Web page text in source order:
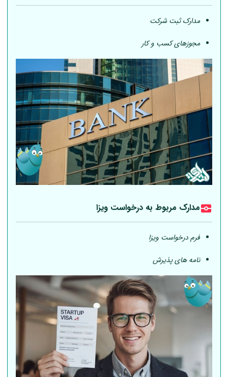
مدارک ثبت شرکت
مجوزهای کسب و کار
مدارک مربوط به درخواست ویزا
فرم درخواست ویزا
نامه های پذیرش